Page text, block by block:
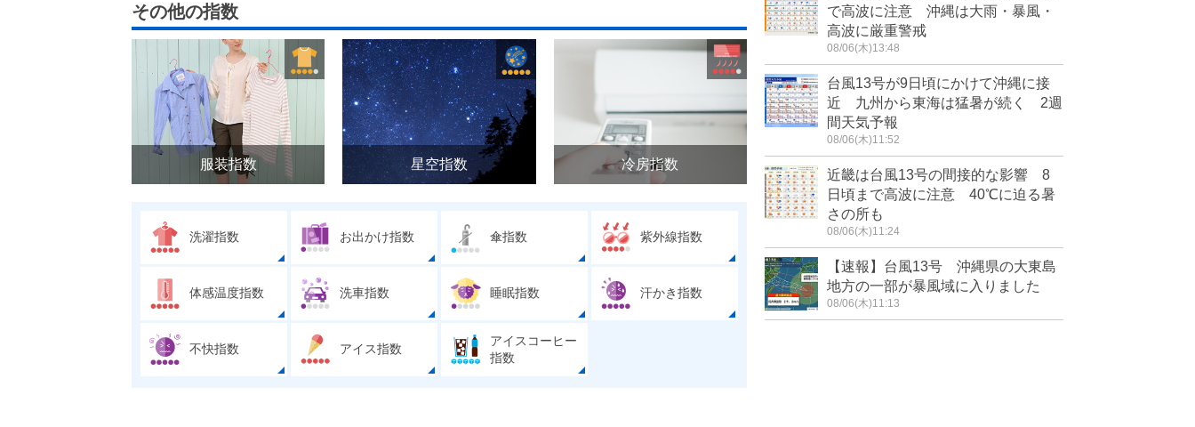
その他の指数
服装指数 星空指数 冷房指数
洗濯指数 お出かけ指数 傘指数 紫外線指数
体感温度指数 洗車指数 睡眠指数 汗かき指数
不快指数 アイス指数
アイスコーヒー
指数
で高波に注意 沖縄は大雨・暴風・
高波に厳重警戒
08/06(木)13:48
台風13号が9日頃にかけて沖縄に接
近 九州から東海は猛暑が続く 2週
間天気予報
08/06(木)11:52
近畿は台風13号の間接的な影響 8
日頃まで高波に注意 40℃に迫る暑
さの所も
08/06(木)11:24
【速報】台風13号 沖縄県の大東島
地方の一部が暴風域に入りました
08/06(木)11:13